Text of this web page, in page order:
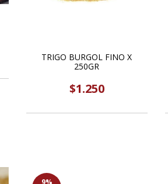
TRIGO BURGOL FINO X
250GR
$1.250
9%